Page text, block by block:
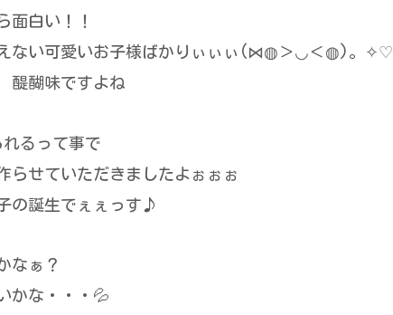
面白い！！
ない可愛いお子様ばかりぃぃぃ(⋈◍＞◡＜◍)。✧♡
醍醐味ですよね
るって事で
らせていただきましたよぉぉぉ
の誕生でぇぇっす♪
なぁ？
かな・・・💦